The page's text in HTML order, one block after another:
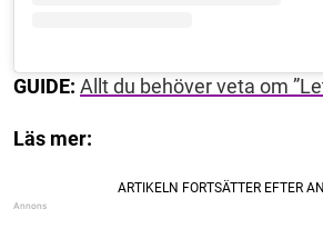
GUIDE: Allt du behöver veta om
Läs mer: